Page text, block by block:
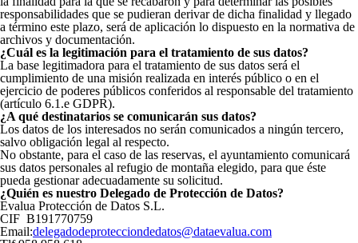
responsabilidades que se pudieran derivar de dicha finalidad y llegado
a término este plazo, será de aplicación lo dispuesto en la normativa de
archivos y documentación.
¿Cuál es la legitimación para el tratamiento de sus datos?
La base legitimadora para el tratamiento de sus datos será el
cumplimiento de una misión realizada en interés público o en el
ejercicio de poderes públicos conferidos al responsable del tratamiento
(artículo 6.1.e GDPR).
¿A qué destinatarios se comunicarán sus datos?
Los datos de los interesados no serán comunicados a ningún tercero,
salvo obligación legal al respecto.
No obstante, para el caso de las reservas, el ayuntamiento comunicará
sus datos personales al refugio de montaña elegido, para que éste
pueda gestionar adecuadamente su solicitud.
¿Quién es nuestro Delegado de Protección de Datos?
Evalua Protección de Datos S.L.
CIF B191770759
Email:delegadodeprotecciondedatos@dataevalua.com